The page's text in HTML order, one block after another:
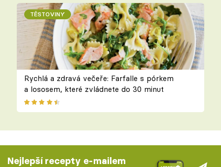
TĚSTOVINY
Rychlá a zdravá večeře: Farfalle s pórkem
a lososem, které zvládnete do 30 minut
Nejlepší recepty e-mailem